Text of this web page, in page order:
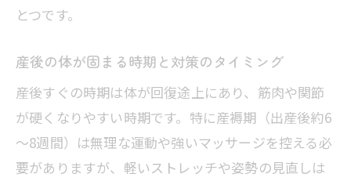
とつです。
産後の体が固まる時期と対策のタイミング
産後すぐの時期は体が回復途上にあり、筋肉や関節
が硬くなりやすい時期です。特に産褥期（出産後約6
～8週間）は無理な運動や強いマッサージを控える必
要がありますが、軽いストレッチや姿勢の見直しは